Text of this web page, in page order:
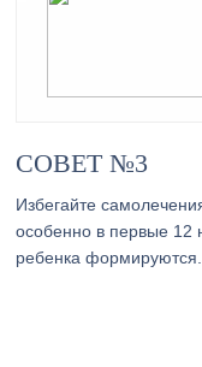
СОВЕТ №3
Избегайте
особенно в первые 12
ребенка формируются.